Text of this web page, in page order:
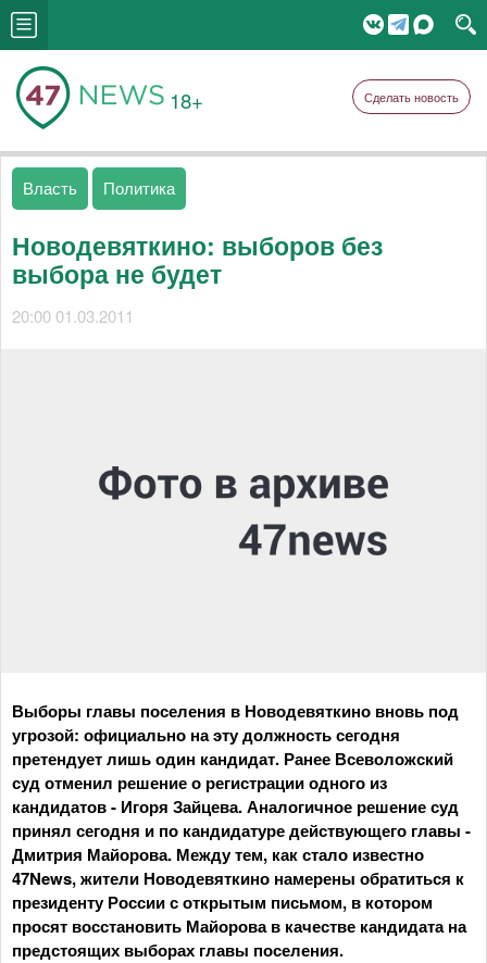
18+ Сделать новость
Власть Политика
Новодевяткино: выборов без
выбора не будет
20:00 01.03.2011
Выборы главы поселения в Новодевяткино вновь под
угрозой: официально на эту должность сегодня
претендует лишь один кандидат. Ранее Всеволожский
суд отменил решение о регистрации одного из
кандидатов - Игоря Зайцева. Аналогичное решение суд
принял сегодня и по кандидатуре действующего главы -
Дмитрия Майорова. Между тем, как стало известно
47News, жители Новодевяткино намерены обратиться к
президенту России с открытым письмом, в котором
просят восстановить Майорова в качестве кандидата на
предстоящих выборах главы поселения.